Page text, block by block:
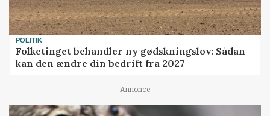
POLITIK
Folketinget behandler ny gødskningslov: Sådan
kan den ændre din bedrift fra 2027
Annonce